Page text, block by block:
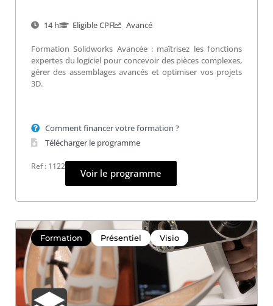
14 h Eligible CPF Avancé
Formation Solidworks Avancée : maîtrisez les fonctions
expertes du logiciel pour concevoir des pièces complexes,
gérer des assemblages avancés et optimiser vos projets
3D.
Comment financer votre formation ?
Télécharger le programme
Ref : 1122
Voir le programme
Formation Présentiel Visio